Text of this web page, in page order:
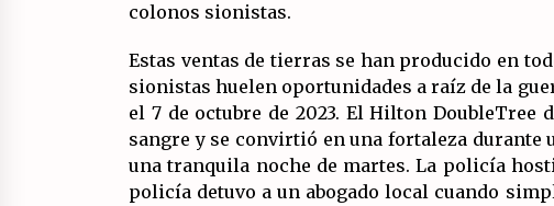
colonos sionistas.
Estas ventas de tierras se han producido en
sionistas huelen oportunidades a raíz de la
el 7 de octubre de 2023. El Hilton
sangre y se convirtió en una fortaleza
una tranquila noche de martes. La policía
policía detuvo a un abogado local cuando